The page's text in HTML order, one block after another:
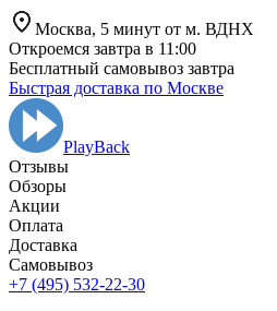
Москва, 5 минут от м. ВДНХ
Откроемся завтра в 11:00
Бесплатный самовывоз завтра
Быстрая доставка по Москве
PlayBack
Отзывы
Обзоры
Aкции
Оплата
Доставка
Самовывоз
+7 (495) 532-22-30